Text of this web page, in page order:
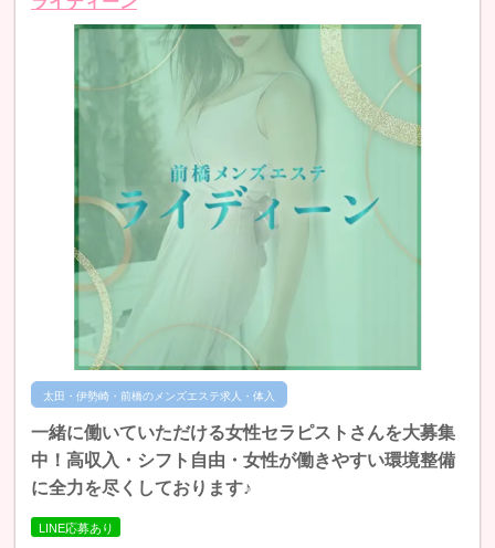
太田・伊勢崎・前橋のメンズエステ求人・体入
一緒に働いていただける女性セラピストさんを大募集
中！高収入・シフト自由・女性が働きやすい環境整備
に全力を尽くしております♪
LINE応募あり